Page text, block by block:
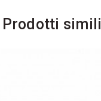
Prodotti simili